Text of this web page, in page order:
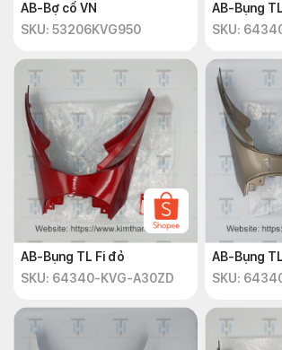
AB-Bợ cổ VN
SKU: 53206KVG950
AB-Bụng
SKU:
AB-Bụng TL Fi đỏ
SKU: 64340-KVG-A30ZD
AB-Bụng
SKU: